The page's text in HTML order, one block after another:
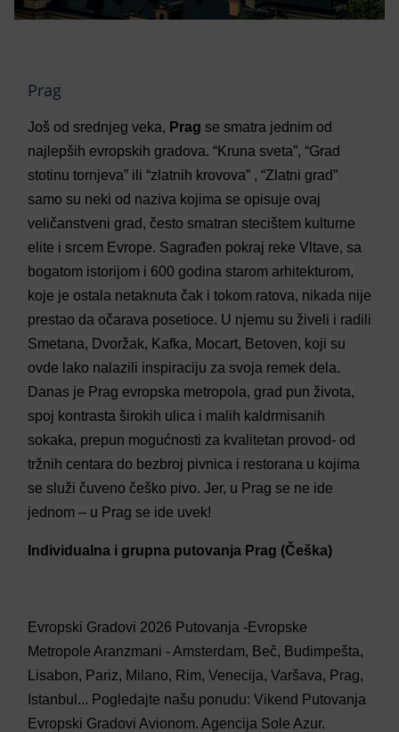
Prag
Još od srednjeg veka, Prag se smatra jednim od
najlepših evropskih gradova. “Kruna sveta”, “Grad
stotinu tornjeva” ili “zlatnih krovova” , “Zlatni grad”
samo su neki od naziva kojima se opisuje ovaj
veličanstveni grad, često smatran stecištem kulturne
elite i srcem Evrope. Sagrađen pokraj reke Vltave, sa
bogatom istorijom i 600 godina starom arhitekturom,
koje je ostala netaknuta čak i tokom ratova, nikada nije
prestao da očarava posetioce. U njemu su živeli i radili
Smetana, Dvoržak, Kafka, Mocart, Betoven, koji su
ovde lako nalazili inspiraciju za svoja remek dela.
Danas je Prag evropska metropola, grad pun života,
spoj kontrasta širokih ulica i malih kaldrmisanih
sokaka, prepun mogućnosti za kvalitetan provod- od
tržnih centara do bezbroj pivnica i restorana u kojima
se služi čuveno češko pivo. Jer, u Prag se ne ide
jednom – u Prag se ide uvek!
Individualna i grupna putovanja Prag (Češka)
Evropski Gradovi 2026 Putovanja -Evropske
Metropole Aranzmani - Amsterdam, Beč, Budimpešta,
Lisabon, Pariz, Milano, Rim, Venecija, Varšava, Prag,
Istanbul... Pogledajte našu ponudu: Vikend Putovanja
Evropski Gradovi Avionom. Agencija Sole Azur.